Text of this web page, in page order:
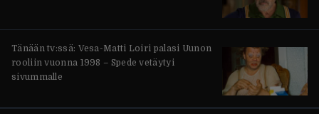
Tänään tv:ssä: Vesa-Matti Loiri palasi Uunon
rooliin vuonna 1998 – Spede vetäytyi
sivummalle